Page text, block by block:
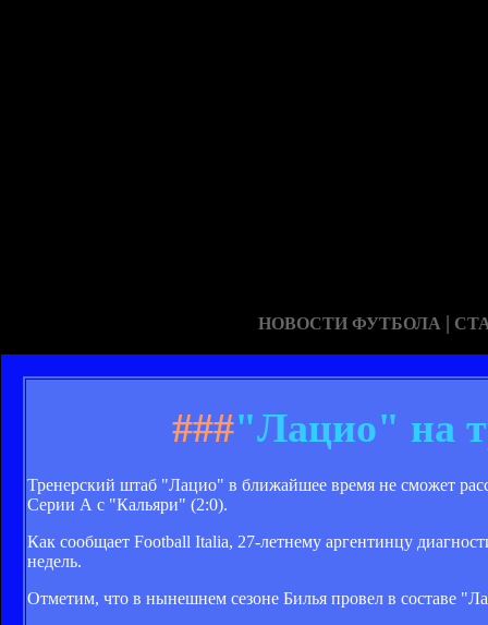
НОВОСТИ ФУТБОЛА |
###"Лацио" на
Тренерский штаб "Лацио" в ближайшее время не сможет
Серии А с "Кальяри" (2:0).
Как сообщает Football Italia, 27-летнему аргентинцу
недель.
Отметим, что в нынешнем сезоне Билья провел в составе